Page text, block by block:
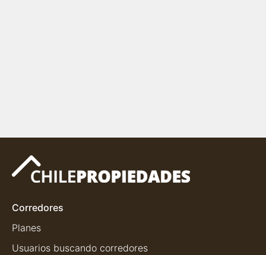
Corredores
Planes
Usuarios buscando corredores